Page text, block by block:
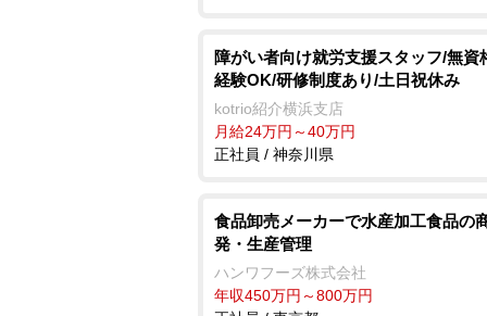
障がい者向け就労支援スタッフ/無資
経験OK/研修制度あり/土日祝休み
kotrio紹介横浜支店
月給24万円～40万円
正社員 / 神奈川県
食品卸売メーカーで水産加工食品の
発・生産管理
ハンワフーズ株式会社
年収450万円～800万円